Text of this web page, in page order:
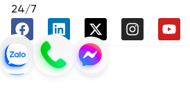
24/7